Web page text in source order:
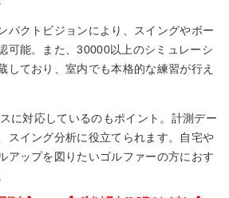
パクトビジョンにより、スイングやボー
可能。また、30000以上のシミュレーシ
しており、室内でも本格的な練習が行え
に対応しているのもポイント。計測デー
スイング分析に役立てられます。自宅や
アップを図りたいゴルファーの方におす